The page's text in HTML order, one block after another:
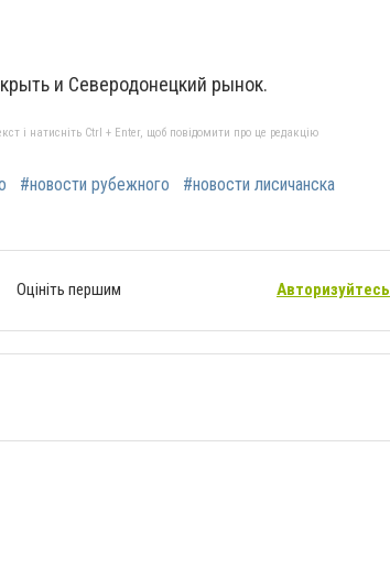
и Северодонецкий рынок.
і натисніть Ctrl + Enter, щоб повідомити про це редакцію
#новости рубежного
#новости лисичанска
Оцініть першим Авторизуйтесь